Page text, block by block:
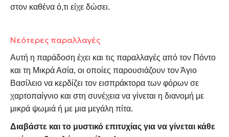
στον καθένα ό,τι είχε δώσει.
Νεότερες παραλλαγές
Αυτή η παράδοση έχει και τις παραλλαγές από τον Πόντο
και τη Μικρά Ασία, οι οποίες παρουσιάζουν τον Άγιο
Βασίλειο να κερδίζει τον εισπράκτορα των φόρων σε
χαρτοπαίγνιο και στη συνέχεια να γίνεται η διανομή με
μικρά ψωμιά ή με μια μεγάλη πίτα.
Διαβάστε και το μυστικό επιτυχίας για να γίνεται κάθε